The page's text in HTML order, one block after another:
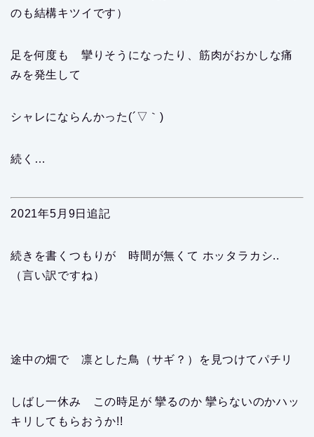
のも結構キツイです）
足を何度も 攣りそうになったり、筋肉がおかしな痛
みを発生して
シャレにならんかった(´▽｀)
続く…
2021年5月9日追記
続きを書くつもりが 時間が無くて ホッタラカシ..
（言い訳ですね）
途中の畑で 凛とした鳥（サギ？）を見つけてパチリ
しばし一休み この時足が 攣るのか 攣らないのかハッ
キリしてもらおうか!!